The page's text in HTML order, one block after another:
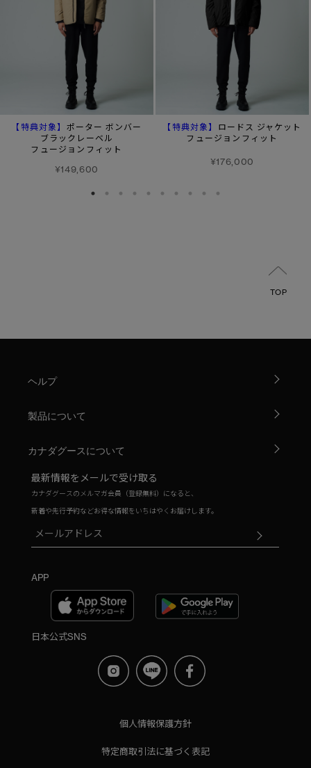
【特典対象】 ポーター ボンバー
ブラックレーベル
フュージョンフィット
¥149,600
【特典対象】
ロードス ジャケット
フュージョンフィット
¥176,000
TOP
ヘルプ
製品について
カナダグースについて
最新情報をメールで受け取る
カナダグースのメルマガ会員（登録無料）になると、
新着や先行予約などお得な情報をいちはやくお届けします。
APP
日本公式SNS
個人情報保護方針
特定商取引法に基づく表記